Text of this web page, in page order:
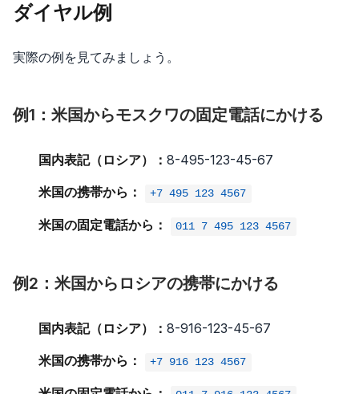
ダイヤル例
実際の例を見てみましょう。
例1：米国からモスクワの固定電話にかける
国内表記（ロシア）： 8-495-123-45-67
米国の携帯から：
+7 495 123 4567
米国の固定電話から： 011 7 495 123 4567
例2：米国からロシアの携帯にかける
国内表記（ロシア）： 8-916-123-45-67
米国の携帯から：
+7 916 123 4567